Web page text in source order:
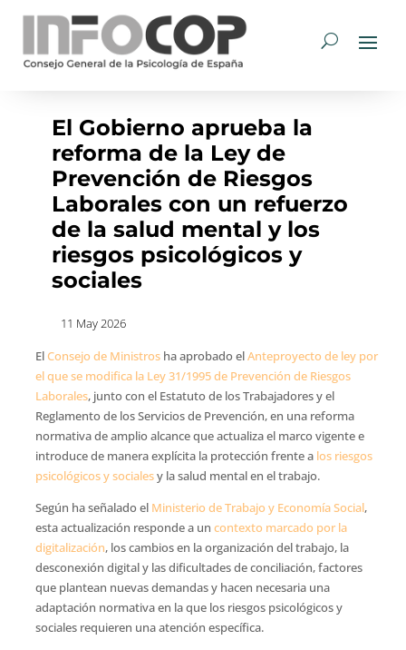
El Gobierno aprueba la
reforma de la Ley de
Prevención de Riesgos
Laborales con un refuerzo
de la salud mental y los
riesgos psicológicos y
sociales
11 May 2026
ElConsejo de Ministrosha aprobado elAnteproyecto de ley por
el que se modifica la Ley 31/1995 de Prevención de Riesgos
Laborales, junto con el Estatuto de los Trabajadores y el
Reglamento de los Servicios de Prevención, en una reforma
normativa de amplio alcance que actualiza el marco vigente e
introduce de manera explícita la protección frente a los riesgos
psicológicos y socialesy la salud mental en el trabajo.
Según ha señalado el Ministerio de Trabajo y Economía Social,
esta actualización responde a un contexto marcado por la
digitalización, los cambios en la organización del trabajo, la
desconexión digital y las dificultades de conciliación, factores
que plantean nuevas demandas y hacen necesaria una
adaptación normativa en la que los riesgos psicológicos y
sociales requieren una atención específica.